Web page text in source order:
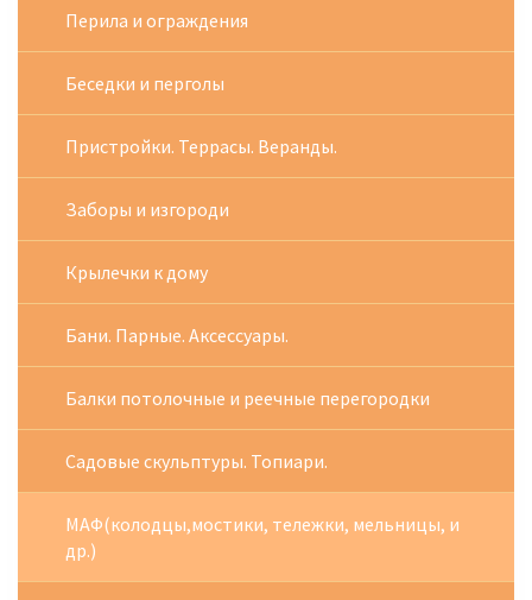
Перила и ограждения
Беседки и перголы
Пристройки. Террасы. Веранды.
Заборы и изгороди
Крылечки к дому
Бани. Парные. Аксессуары.
Балки потолочные и реечные перегородки
Садовые скульптуры. Топиари.
МАФ(колодцы,мостики, тележки, мельницы, и
др.)